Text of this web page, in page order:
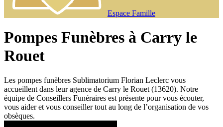
Espace Famille
Pompes Funèbres à Carry le
Rouet
Les pompes funèbres Sublimatorium Florian Leclerc vous
accueillent dans leur agence de Carry le Rouet (13620). Notre
équipe de Conseillers Funéraires est présente pour vous écouter,
vous aider et vous conseiller tout au long de l’organisation de vos
obsèques.